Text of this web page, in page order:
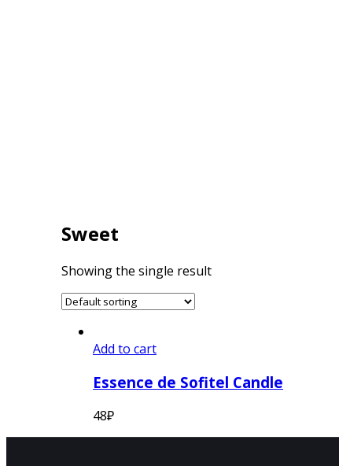
Sweet
Showing the single result
Add to cart
Essence de Sofitel Candle
48₽